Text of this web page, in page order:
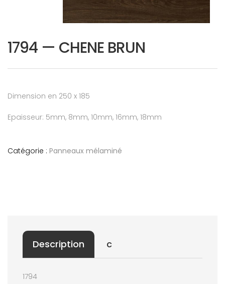
1794 — CHENE BRUN
Dimension en 250 x 185
Epaisseur: 5mm, 8mm, 10mm, 16mm, 18mm
Catégorie : Panneaux mélaminé
Description c
1794